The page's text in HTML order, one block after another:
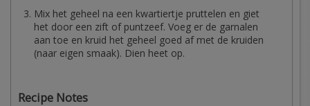
Mix het geheel na een kwartiertje pruttelen en giet
het door een zift of puntzeef. Voeg er de garnalen
aan toe en kruid het geheel goed af met de kruiden
(naar eigen smaak). Dien heet op.
Recipe Notes